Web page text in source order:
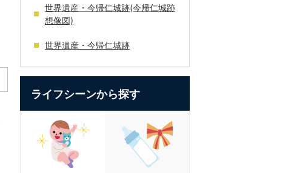
世界遺産・今帰仁城跡(今帰仁城跡
想像図)
世界遺産・今帰仁城跡
ライフシーンから探す